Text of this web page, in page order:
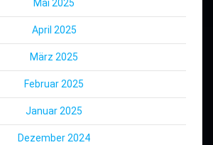
Mai 2025
April 2025
März 2025
Februar 2025
Januar 2025
Dezember 2024